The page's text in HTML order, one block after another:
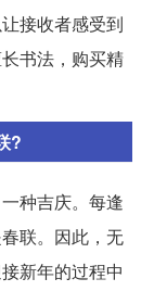
接收者感受到
书法，购买精
?
种吉庆。每逢
联。因此，无
新年的过程中